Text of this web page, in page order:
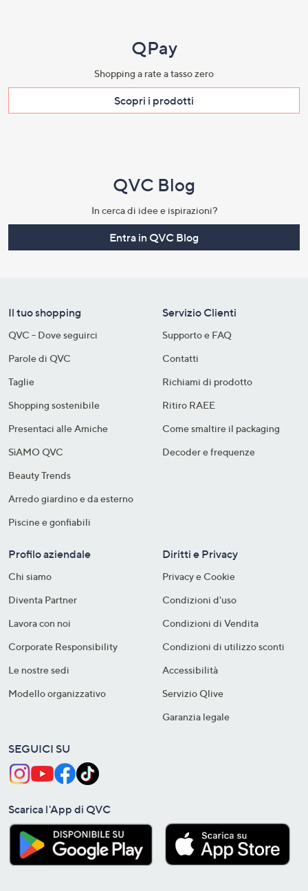
QPay
Shopping a rate a tasso zero​
Scopri i prodotti​
QVC Blog
In cerca di idee e ispirazioni?
Entra in QVC Blog
Il tuo shopping
QVC - Dove seguirci
Parole di QVC
Taglie
Shopping sostenibile​
Presentaci alle Amiche
SìAMO QVC
Beauty Trends
Arredo giardino e da esterno
Piscine e gonfiabili
Servizio Clienti
Supporto e FAQ
Contatti
Richiami di prodotto
Ritiro RAEE
Come smaltire il packaging​
Decoder e frequenze​
Profilo aziendale
Chi siamo
Diventa Partner
Lavora con noi
Corporate Responsibility
Le nostre sedi
Modello organizzativo
Diritti e Privacy
Privacy e Cookie
Condizioni d'uso
Condizioni di Vendita
Condizioni di utilizzo sconti
Accessibilità
Servizio Qlive
Garanzia legale
SEGUICI SU
Scarica l'App di QVC